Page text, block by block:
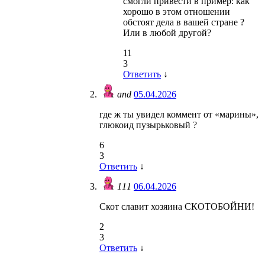
хорошо в этом отношении
обстоят дела в вашей стране ?
Или в любой другой?
11
3
Ответить ↓
and 05.04.2026
где ж ты увидел коммент от «марины»,
глюкоид пузырьковый ?
6
3
Ответить ↓
111 06.04.2026
Скот славит хозяина СКОТОБОЙНИ!
2
3
Ответить ↓